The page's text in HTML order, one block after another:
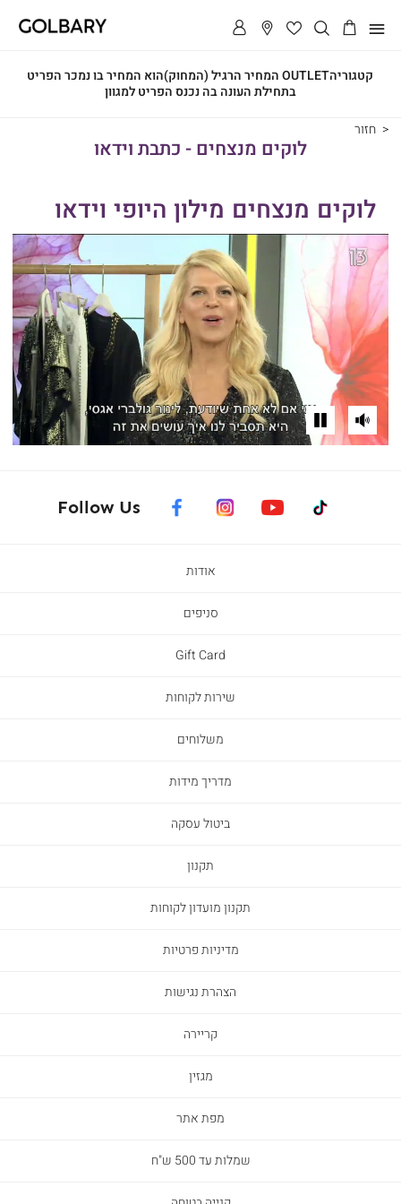
תפריט
קטגוריהOUTLET
המחיר הרגיל (המחוק)הוא המחיר בו נמכר הפריט
בתחילת העונה בה נכנס הפריט למגוון
לוקים מנצחים - כתבת וידאו
חזור
לוקים מנצחים מילון היופי וידאו
|
לוקים
מנצחים
מילון
היופי
וידאו
השתקת
וידאו
ניגון
והפסקת
וידאו
אודות
סניפים
Gift Card
שירות לקוחות
משלוחים
מדריך מידות
ביטול עסקה
תקנון
תקנון מועדון לקוחות
מדיניות פרטיות
הצהרת נגישות
קריירה
מגזין
מפת אתר
שמלות עד 500 ש"ח
Follow Us facebook instagram youtube tiktok